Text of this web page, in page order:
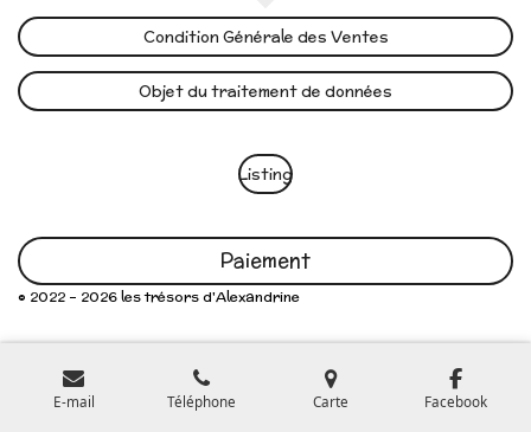
Condition Générale des Ventes
Objet du traitement de données
Listing
Paiement
© 2022 - 2026 les trésors d'Alexandrine
E-mail Téléphone Carte Facebook